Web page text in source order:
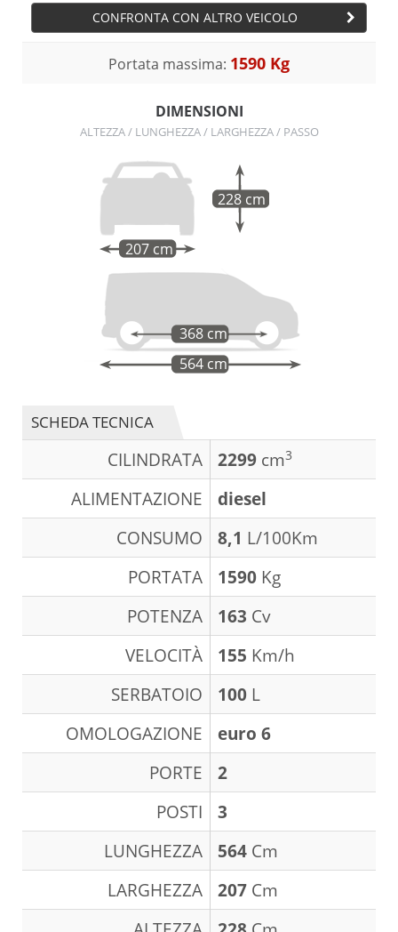
CONFRONTA CON ALTRO VEICOLO
Portata massima: 1590 Kg
DIMENSIONI
ALTEZZA / LUNGHEZZA / LARGHEZZA / PASSO
207 cm
228 cm
564 cm
368 cm
SCHEDA TECNICA
CILINDRATA 2299 cm3
ALIMENTAZIONE
diesel
CONSUMO
8,1 L/100Km
PORTATA
1590 Kg
POTENZA
163 Cv
VELOCITÀ
155 Km/h
SERBATOIO
100 L
OMOLOGAZIONE
euro 6
PORTE
2
POSTI
3
LUNGHEZZA
564 Cm
LARGHEZZA
207 Cm